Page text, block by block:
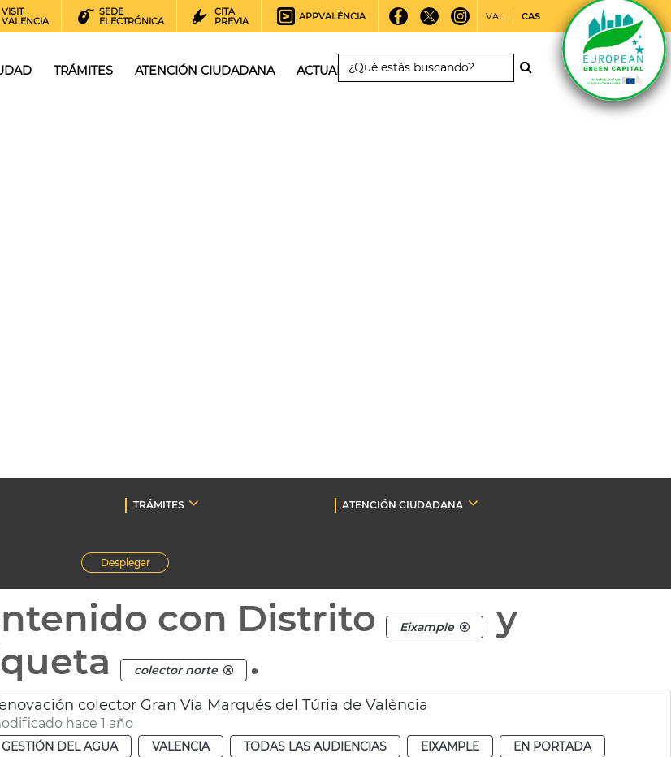
VISIT
VALENCIA
SEDE
ELECTRÓNICA
CITA
PREVIA
APPVALÈNCIA VAL CAS
TRÁMITES ATENCIÓN CIUDADANA ACTUALIDAD
TRÁMITES
ATENCIÓN CIUDADANA
Desplegar
con Distrito Eixample
y
colector norte .
colector Gran Vía Marqués del Túria de València
hace 1 año
GESTIÓN DEL AGUA VALENCIA TODAS LAS AUDIENCIAS EIXAMPLE
EN PORTADA